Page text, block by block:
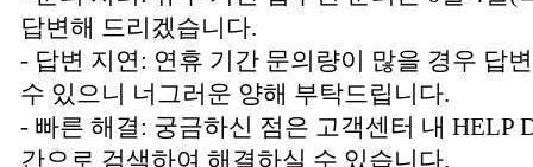
답변해 드리겠습니다.
- 답변 지연: 연휴 기간 문의량이 많을 경우 답
수 있으니 너그러운 양해 부탁드립니다.
- 빠른 해결: 궁금하신 점은 고객센터 내 HELP
간으로 검색하여 해결하실 수 있습니다.